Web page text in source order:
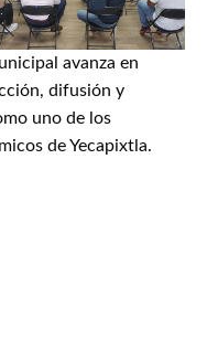
avanza en
difusión y
uno de los
de Yecapixtla.